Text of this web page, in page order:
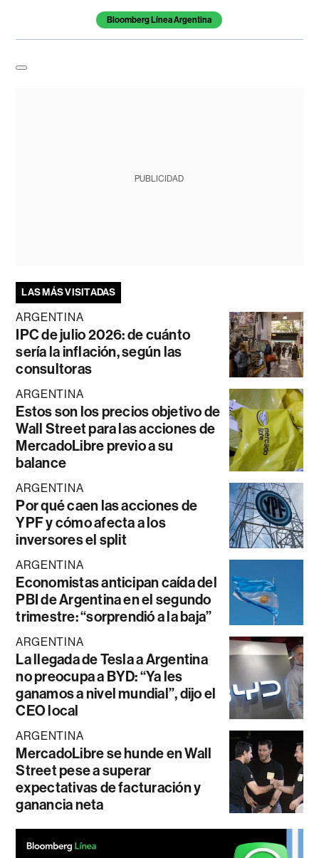
Bloomberg Línea Argentina
PUBLICIDAD
LAS MÁS VISITADAS
ARGENTINA
IPC de julio 2026: de cuánto
sería la inflación, según las
consultoras
ARGENTINA
Estos son los precios objetivo de
Wall Street para las acciones de
MercadoLibre previo a su
balance
ARGENTINA
Por qué caen las acciones de
YPF y cómo afecta a los
inversores el split
ARGENTINA
Economistas anticipan caída del
PBI de Argentina en el segundo
trimestre: “sorprendió a la baja”
ARGENTINA
La llegada de Tesla a Argentina
no preocupa a BYD: “Ya les
ganamos a nivel mundial”, dijo el
CEO local
ARGENTINA
MercadoLibre se hunde en Wall
Street pese a superar
expectativas de facturación y
ganancia neta